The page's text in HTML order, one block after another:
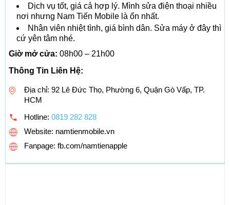
Dịch vụ tốt, giá cả hợp lý. Mình sửa điện thoại nhiều
nơi nhưng Nam Tiến Mobile là ổn nhất.
Nhân viên nhiệt tình, giá bình dân. Sửa máy ở đây thì
cứ yên tâm nhé.
Giờ mở cửa: 08h00 – 21h00
Thông Tin Liên Hệ:
Địa chỉ: 92 Lê Đức Thọ, Phường 6, Quận Gò Vấp, TP.
HCM
Hotline: 0819 282 828
Website: namtienmobile.vn
Fanpage: fb.com/namtienapple